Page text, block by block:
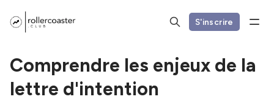
S'inscrire
Comprendre les enjeux de la
lettre d'intention